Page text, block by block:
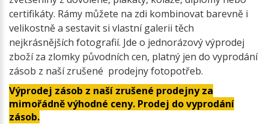
certifikáty. Rámy můžete na zdi kombinovat barevně i
velikostně a sestavit si vlastní galerii těch
nejkrásnějších fotografií. Jde o jednorázový výprodej
zboží za zlomky původních cen, platný jen do vyprodání
zásob z naší zrušené prodejny fotopotřeb.
Výprodej zásob z naší zrušené prodejny za
mimořádně výhodné ceny. Prodej do vyprodání
zásob.